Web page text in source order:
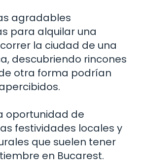
agradables
para alquilar una
la ciudad de una
descubriendo rincones
otra forma podrían
oportunidad de
festividades locales y
que suelen tener
en Bucarest.